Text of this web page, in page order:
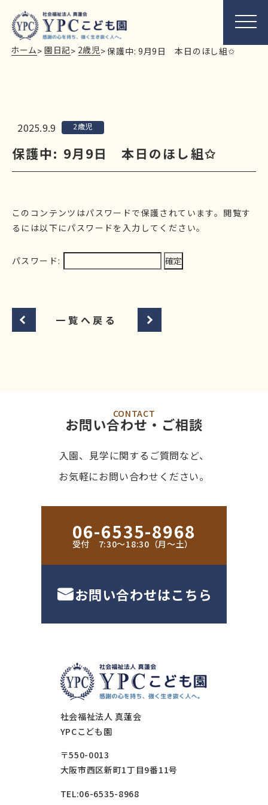
ホーム> 園日記> 2歳児> 保護中: 9月9日 本日のほし組✩
2025.9.9 2歳児
保護中: 9月9日 本日のほし組✩
このコンテンツはパスワードで保護されています。閲覧す
るには以下にパスワードを入力してください。
パスワード:
一覧へ戻る
CONTACT
お問い合わせ・ご相談
入園、見学に関するご質問など、
お気軽にお問い合わせください。
06-6535-8968
受付 7:30〜18:30（月〜土）
お問い合わせはこちら
社会福祉法人 真蓮会
YPCこども園
〒550-0013
大阪市西区新町1丁目9番11号
TEL:06-6535-8968